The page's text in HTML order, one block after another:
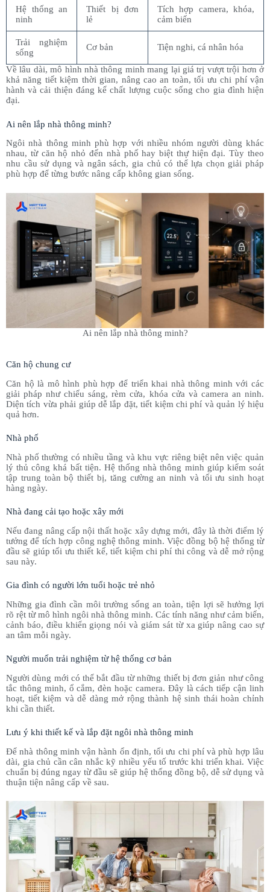
Hệ thống an
ninh
Thiết bị đơn
lẻ
Tích hợp camera, khóa,
cảm biến
Trải nghiệm
sống
Cơ bản Tiện nghi, cá nhân hóa
Về lâu dài, mô hình nhà thông minh mang lại giá trị vượt trội hơn ở
khả năng tiết kiệm thời gian, nâng cao an toàn, tối ưu chi phí vận
hành và cải thiện đáng kể chất lượng cuộc sống cho gia đình hiện
đại.
Ai nên lắp nhà thông minh?
Ngôi nhà thông minh phù hợp với nhiều nhóm người dùng khác
nhau, từ căn hộ nhỏ đến nhà phố hay biệt thự hiện đại. Tùy theo
nhu cầu sử dụng và ngân sách, gia chủ có thể lựa chọn giải pháp
phù hợp để từng bước nâng cấp không gian sống.
Ai nên lắp nhà thông minh?
Căn hộ chung cư
Căn hộ là mô hình phù hợp để triển khai nhà thông minh với các
giải pháp như chiếu sáng, rèm cửa, khóa cửa và camera an ninh.
Diện tích vừa phải giúp dễ lắp đặt, tiết kiệm chi phí và quản lý hiệu
quả hơn.
Nhà phố
Nhà phố thường có nhiều tầng và khu vực riêng biệt nên việc quản
lý thủ công khá bất tiện. Hệ thống nhà thông minh giúp kiểm soát
tập trung toàn bộ thiết bị, tăng cường an ninh và tối ưu sinh hoạt
hàng ngày.
Nhà đang cải tạo hoặc xây mới
Nếu đang nâng cấp nội thất hoặc xây dựng mới, đây là thời điểm lý
tưởng để tích hợp công nghệ thông minh. Việc đồng bộ hệ thống từ
đầu sẽ giúp tối ưu thiết kế, tiết kiệm chi phí thi công và dễ mở rộng
sau này.
Gia đình có người lớn tuổi hoặc trẻ nhỏ
Những gia đình cần môi trường sống an toàn, tiện lợi sẽ hưởng lợi
rõ rệt từ mô hình ngôi nhà thông minh. Các tính năng như cảm biến,
cảnh báo, điều khiển giọng nói và giám sát từ xa giúp nâng cao sự
an tâm mỗi ngày.
Người muốn trải nghiệm từ hệ thống cơ bản
Người dùng mới có thể bắt đầu từ những thiết bị đơn giản như công
tắc thông minh, ổ cắm, đèn hoặc camera. Đây là cách tiếp cận linh
hoạt, tiết kiệm và dễ dàng mở rộng thành hệ sinh thái hoàn chỉnh
khi cần thiết.
Lưu ý khi thiết kế và lắp đặt ngôi nhà thông minh
Để nhà thông minh vận hành ổn định, tối ưu chi phí và phù hợp lâu
dài, gia chủ cần cân nhắc kỹ nhiều yếu tố trước khi triển khai. Việc
chuẩn bị đúng ngay từ đầu sẽ giúp hệ thống đồng bộ, dễ sử dụng và
thuận tiện nâng cấp về sau.